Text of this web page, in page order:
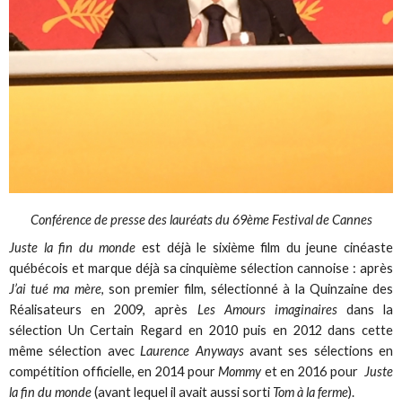
Conférence de presse des lauréats du 69ème Festival de Cannes
Juste la fin du monde est déjà le sixième film du jeune cinéaste
québécois et marque déjà sa cinquième sélection cannoise : après
J’ai tué ma mère, son premier film, sélectionné à la Quinzaine des
Réalisateurs en 2009, après Les Amours imaginairesdans la
sélection Un Certain Regard en 2010 puis en 2012 dans cette
même sélection avecLaurence Anywaysavant ses sélections en
compétition officielle, en 2014 pourMommy et en 2016 pour Juste
la fin du monde(avant lequel il avait aussi sorti Tom à la ferme).